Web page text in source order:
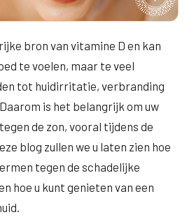
bron van vitamine D en kan
te voelen, maar te veel
tot huidirritatie, verbranding
is het belangrijk om uw
de zon, vooral tijdens de
blog zullen we u laten zien hoe
tegen de schadelijke
hoe u kunt genieten van een